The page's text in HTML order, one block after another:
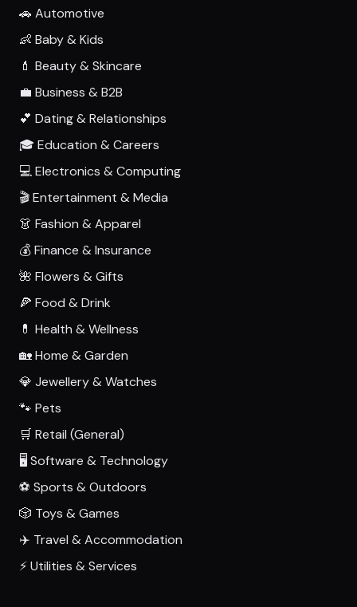
🚗 Automotive
👶 Baby & Kids
💄 Beauty & Skincare
💼 Business & B2B
💕 Dating & Relationships
🎓 Education & Careers
💻 Electronics & Computing
🎬 Entertainment & Media
👗 Fashion & Apparel
💰 Finance & Insurance
🌺 Flowers & Gifts
🍕 Food & Drink
💊 Health & Wellness
🏡 Home & Garden
💎 Jewellery & Watches
🐾 Pets
🛒 Retail (General)
🖥️ Software & Technology
⚽ Sports & Outdoors
🎲 Toys & Games
✈️ Travel & Accommodation
⚡ Utilities & Services